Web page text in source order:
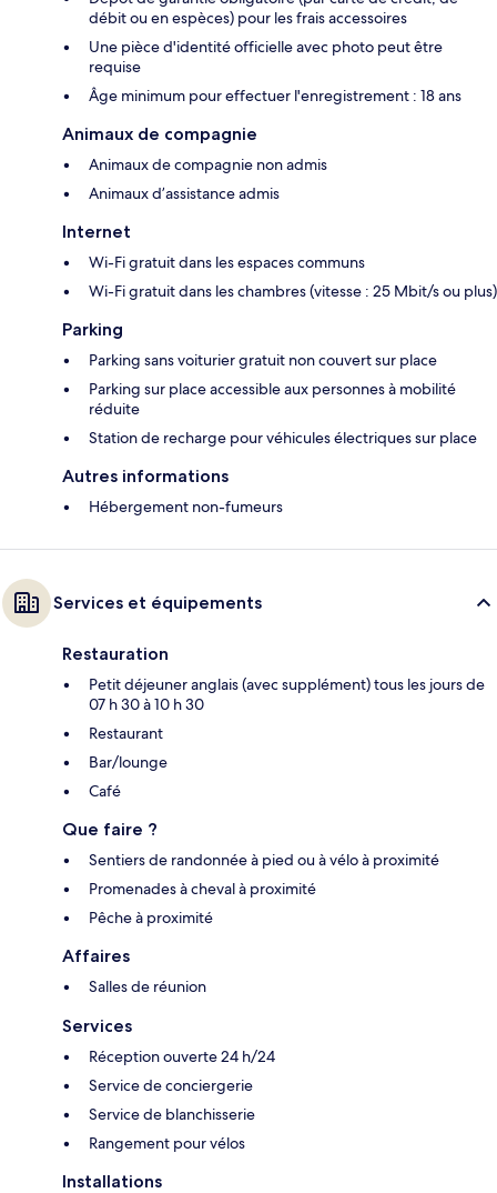
débit ou en espèces) pour les frais accessoires
Une pièce d'identité officielle avec photo peut être
requise
Âge minimum pour effectuer l'enregistrement : 18 ans
Animaux de compagnie
Animaux de compagnie non admis
Animaux d’assistance admis
Internet
Wi-Fi gratuit dans les espaces communs
Wi-Fi gratuit dans les chambres (vitesse : 25 Mbit/s ou plus)
Parking
Parking sans voiturier gratuit non couvert sur place
Parking sur place accessible aux personnes à mobilité
réduite
Station de recharge pour véhicules électriques sur place
Autres informations
Hébergement non-fumeurs
Services et équipements
Restauration
Petit déjeuner anglais (avec supplément) tous les jours de
07 h 30 à 10 h 30
Restaurant
Bar/lounge
Café
Que faire ?
Sentiers de randonnée à pied ou à vélo à proximité
Promenades à cheval à proximité
Pêche à proximité
Affaires
Salles de réunion
Services
Réception ouverte 24 h/24
Service de conciergerie
Service de blanchisserie
Rangement pour vélos
Installations